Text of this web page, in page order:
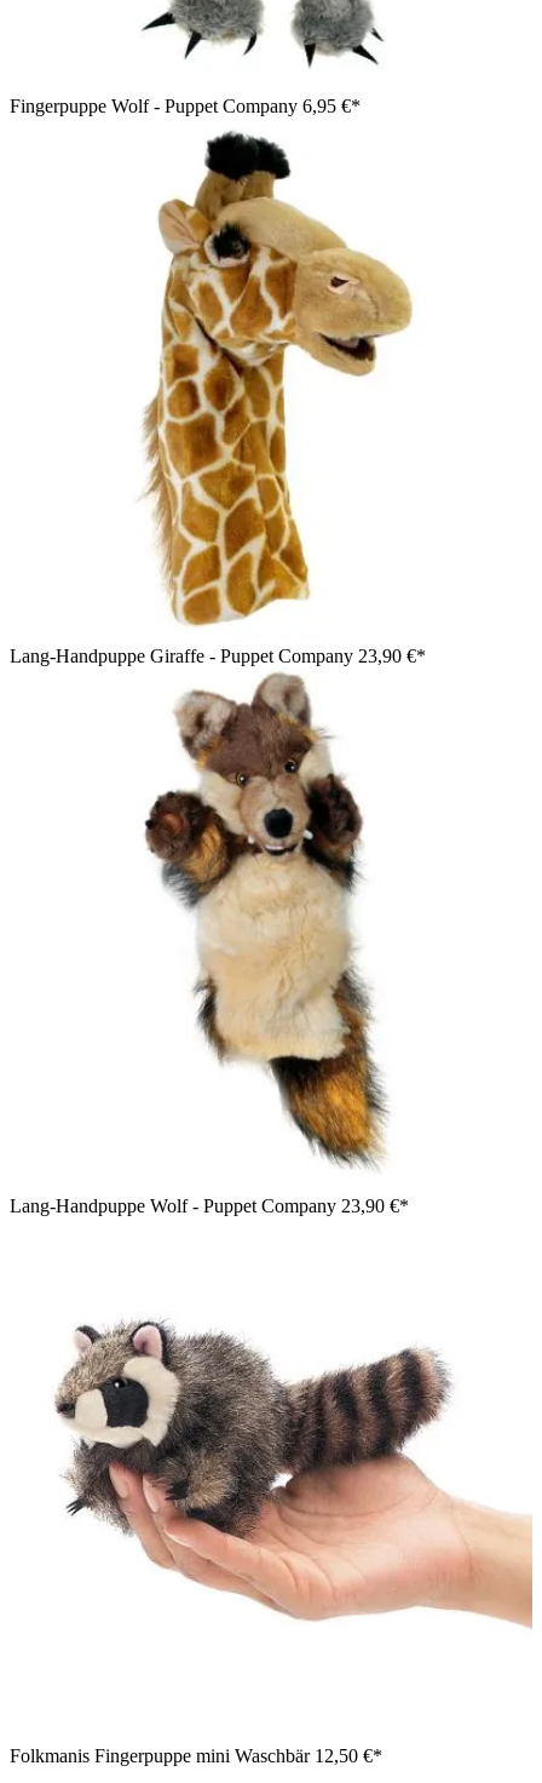
Fingerpuppe Wolf - Puppet Company 6,95 €*
Lang-Handpuppe Giraffe - Puppet Company 23,90 €*
Lang-Handpuppe Wolf - Puppet Company 23,90 €*
Folkmanis Fingerpuppe mini Waschbär 12,50 €*